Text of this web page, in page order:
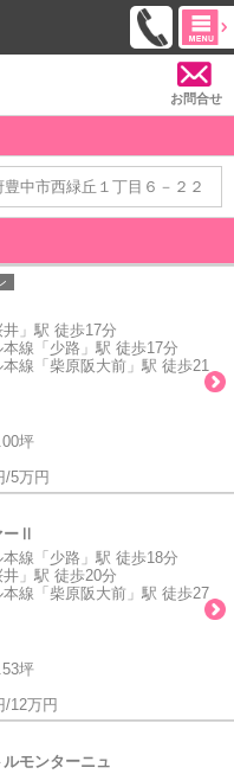
お問合せ
豊中市西緑丘１丁目６－２２
」駅 徒歩17分
線「少路」駅 徒歩17分
線「柴原阪大前」駅 徒歩21
坪
/5万円
Ⅱ
線「少路」駅 徒歩18分
」駅 徒歩20分
線「柴原阪大前」駅 徒歩27
坪
/12万円
モンターニュ